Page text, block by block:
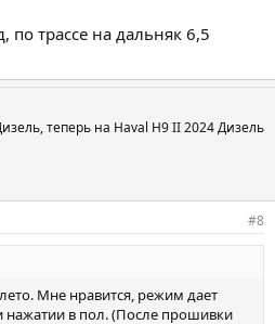
по трассе на дальняк 6,5
теперь на Haval H9 II 2024 Дизель
#8
Мне нравится, режим дает
нажатии в пол. (После прошивки